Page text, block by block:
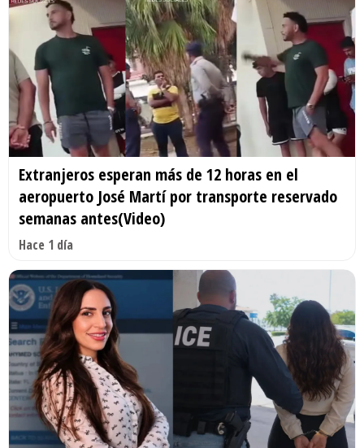
Extranjeros esperan más de 12 horas en el
aeropuerto José Martí por transporte reservado
semanas antes(Video)
Hace 1 día